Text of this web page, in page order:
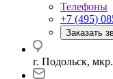
Телефоны
+7 (495)
Заказать
г. Подольск,